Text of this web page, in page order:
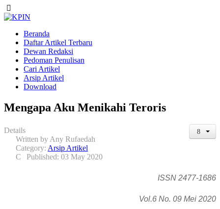
Beranda
Daftar Artikel Terbaru
Dewan Redaksi
Pedoman Penulisan
Cari Artikel
Arsip Artikel
Download
Mengapa Aku Menikahi Teroris
Details
Written by Any Rufaedah
Category: Arsip Artikel
Published: 03 May 2020
ISSN 2477-1686
Vol.6 No. 09 Mei 2020